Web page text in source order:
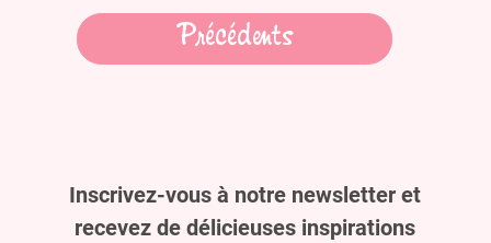
des
articles
Précédents
Inscrivez-vous à notre newsletter et
recevez de délicieuses inspirations